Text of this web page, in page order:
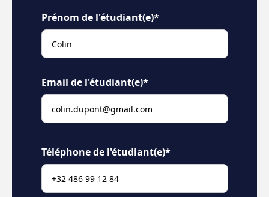
Prénom de l'étudiant(e)*
Email de l'étudiant(e)*
Téléphone de l'étudiant(e)*